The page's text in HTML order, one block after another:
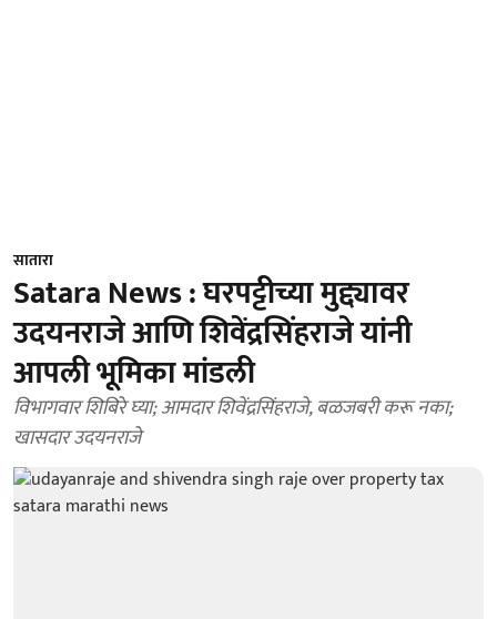
सातारा
Satara News : घरपट्टीच्या मुद्द्यावर
उदयनराजे आणि शिवेंद्रसिंहराजे यांनी
आपली भूमिका मांडली
विभागवार शिबिरे घ्‍या; आमदार शिवेंद्रसिंहराजे, बळजबरी करू नका;
खासदार उदयनराजे